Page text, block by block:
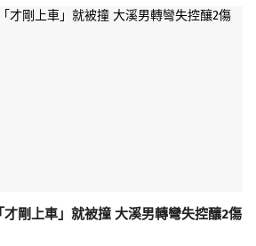
才剛上車」就被撞 大溪男轉彎失控釀2傷